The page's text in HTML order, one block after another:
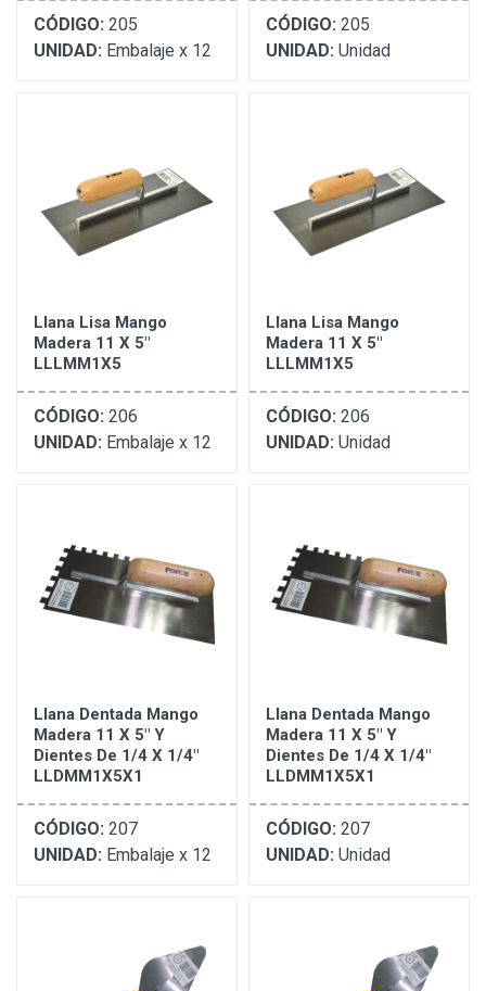
CÓDIGO: 205
UNIDAD: Embalaje x 12
CÓDIGO: 205
UNIDAD: Unidad
Llana Lisa Mango
Madera 11 X 5"
LLLMM1X5
CÓDIGO: 206
UNIDAD: Embalaje x 12
Llana Lisa Mango
Madera 11 X 5"
LLLMM1X5
CÓDIGO: 206
UNIDAD: Unidad
Llana Dentada Mango
Madera 11 X 5" Y
Dientes De 1/4 X 1/4"
LLDMM1X5X1
CÓDIGO: 207
UNIDAD: Embalaje x 12
Llana Dentada Mango
Madera 11 X 5" Y
Dientes De 1/4 X 1/4"
LLDMM1X5X1
CÓDIGO: 207
UNIDAD: Unidad